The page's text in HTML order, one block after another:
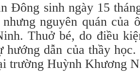
Đông sinh ngày 15
nguyên quán của
Thuở bé, do điều
hướng dẫn của thầy
trường Huỳnh Khương